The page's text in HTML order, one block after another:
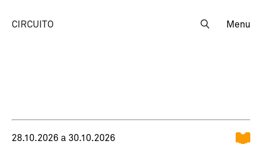
CIRCUITO Menu
28.10.2026 a 30.10.2026